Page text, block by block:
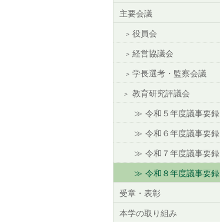
主要会議
役員会
経営協議会
学長選考・監察会議
教育研究評議会
令和５年度議事要録
令和６年度議事要録
令和７年度議事要録
令和８年度議事要録
受章・表彰
本学の取り組み